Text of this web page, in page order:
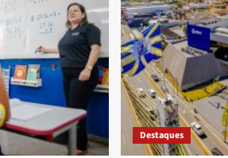
Destaques